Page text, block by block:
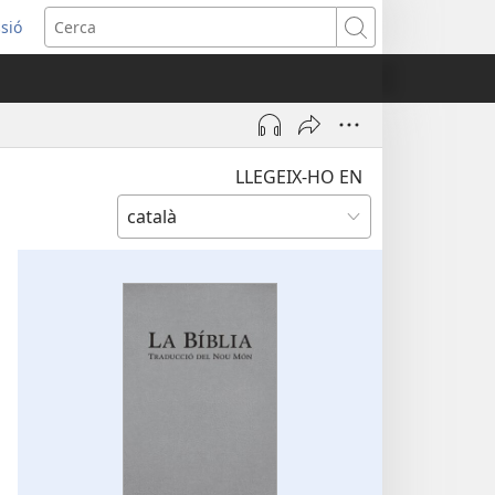
Cerca
LLEGEIX-HO EN